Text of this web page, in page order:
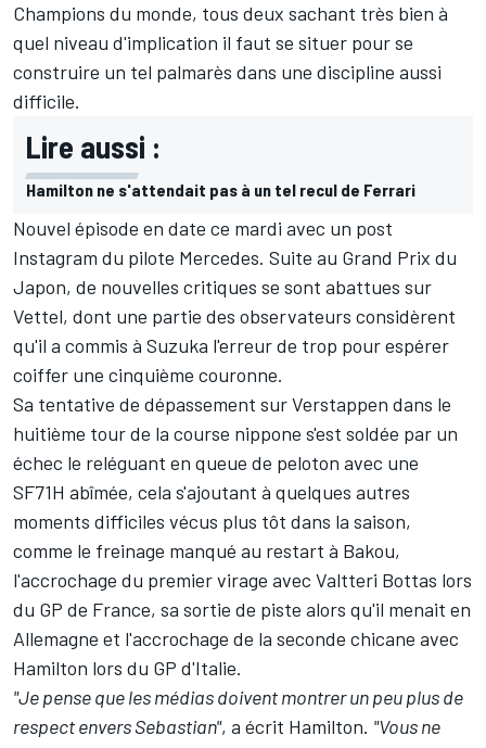
Champions du monde, tous deux sachant très bien à
quel niveau d'implication il faut se situer pour se
construire un tel palmarès dans une discipline aussi
difficile.
Lire aussi :
Hamilton ne s'attendait pas à un tel recul de Ferrari
Nouvel épisode en date ce mardi avec un post
Instagram du pilote Mercedes. Suite au Grand Prix du
Japon, de nouvelles critiques se sont abattues sur
Vettel, dont une partie des observateurs considèrent
qu'il a commis à Suzuka l'erreur de trop pour espérer
coiffer une cinquième couronne.
Sa tentative de dépassement sur Verstappen dans le
huitième tour de la course nippone s'est soldée par un
échec le reléguant en queue de peloton avec une
SF71H abîmée, cela s'ajoutant à quelques autres
moments difficiles vécus plus tôt dans la saison,
comme le freinage manqué au restart à Bakou,
l'accrochage du premier virage avec Valtteri Bottas lors
du GP de France, sa sortie de piste alors qu'il menait en
Allemagne et l'accrochage de la seconde chicane avec
Hamilton lors du GP d'Italie.
"Je pense que les médias doivent montrer un peu plus de
respect envers Sebastian", a écrit Hamilton. "Vous ne